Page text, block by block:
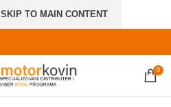
SKIP TO MAIN CONTENT
0